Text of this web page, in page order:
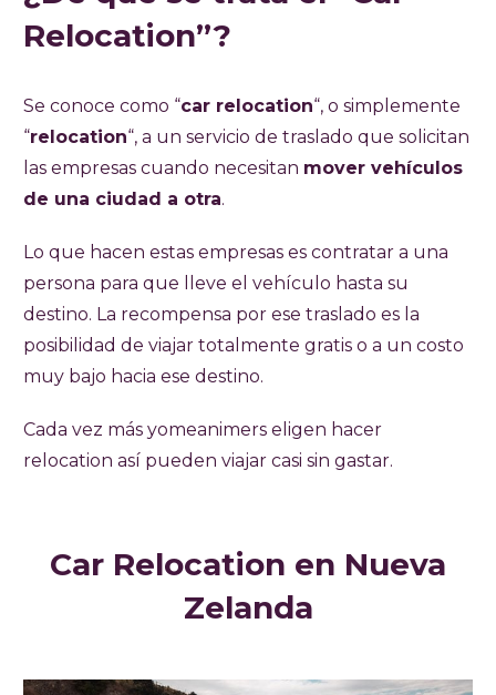
Relocation”?
Se conoce como “car relocation“, o simplemente
“relocation“, a un servicio de traslado que solicitan
las empresas cuando necesitan mover vehículos
de una ciudad a otra.
Lo que hacen estas empresas es contratar a una
persona para que lleve el vehículo hasta su
destino. La recompensa por ese traslado es la
posibilidad de viajar totalmente gratis o a un costo
muy bajo hacia ese destino.
Cada vez más yomeanimers eligen hacer
relocation así pueden viajar casi sin gastar.
Car Relocation en Nueva
Zelanda